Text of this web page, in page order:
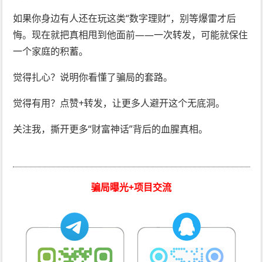
如果你身边有人还在玩这类“数字理财”，别等爆雷才后
悔。现在就把真相甩到他面前——一次转发，可能就保住
一个家庭的积蓄。
觉得扎心？说明你看懂了骗局的套路。
觉得有用？点赞+转发，让更多人避开这个无底洞。
关注我，撕开更多“财富神话”背后的血腥真相。
骗局曝光+项目交流